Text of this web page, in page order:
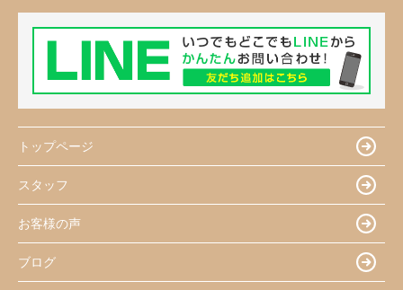
トップページ
スタッフ
お客様の声
ブログ